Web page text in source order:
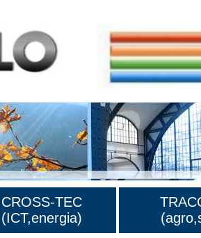
CROSS-TEC
(ICT,energia)